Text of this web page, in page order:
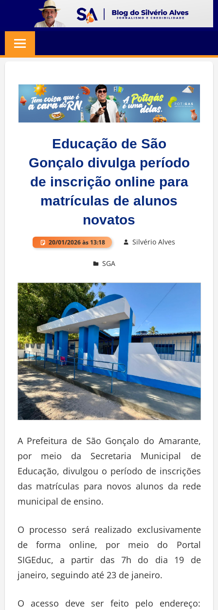
content
SILVERIO
ALVES
Jornalismo
Credibilidade
Educação de São
Gonçalo divulga período
de inscrição online para
matrículas de alunos
novatos
20/01/2026 às 13:18 Silvério Alves
SGA
A Prefeitura de São Gonçalo do Amarante,
por meio da Secretaria Municipal de
Educação, divulgou o período de inscrições
das matrículas para novos alunos da rede
municipal de ensino.
O processo será realizado exclusivamente
de forma online, por meio do Portal
SIGEduc, a partir das 7h do dia 19 de
janeiro, seguindo até 23 de janeiro.
O acesso deve ser feito pelo endereço: